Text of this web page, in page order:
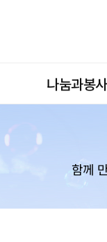
나눔과봉사
함께